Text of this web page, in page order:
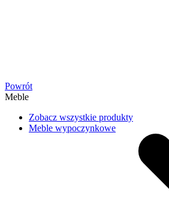
Powrót
Meble
Zobacz wszystkie produkty
Meble wypoczynkowe